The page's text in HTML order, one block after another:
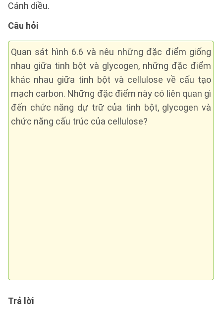
Cánh diều.
Câu hỏi
Quan sát hình 6.6 và nêu những đặc điểm giống
nhau giữa tinh bột và glycogen, những đặc điểm
khác nhau giữa tinh bột và cellulose về cấu tạo
mạch carbon. Những đặc điểm này có liên quan gì
đến chức năng dự trữ của tinh bột, glycogen và
chức năng cấu trúc của cellulose?
Trả lời